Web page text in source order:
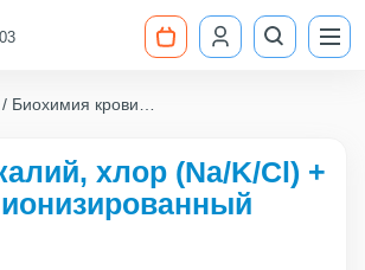
Биохимия крови
хлор (Na/K/Cl) +